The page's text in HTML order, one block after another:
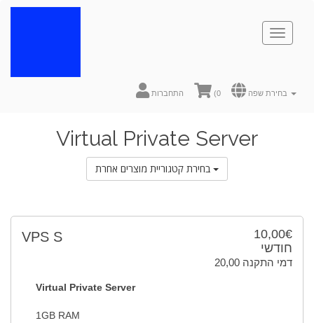
Toggle
(0 התחברות
Virtual Private Server
10,00€
חודשי
20,00 דמי התקנה
VPS S
Virtual Private Server
1GB RAM